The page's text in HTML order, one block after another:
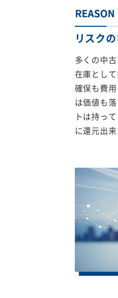
リスク
多くの中
在庫とし
確保も費
は価値も
トは持っ
に還元出